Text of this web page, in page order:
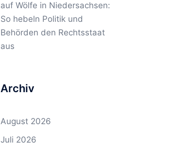
auf Wölfe in Niedersachsen:
So hebeln Politik und
Behörden den Rechtsstaat
aus
Archiv
August 2026
Juli 2026